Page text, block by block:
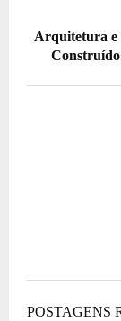
Arquitetura e
POSTAGENS